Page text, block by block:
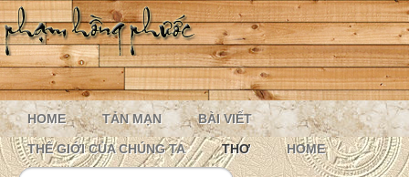
HOME TẢN MẠN BÀI VIẾT
THẾ GIỚI CỦA CHÚNG TA THƠ HOME